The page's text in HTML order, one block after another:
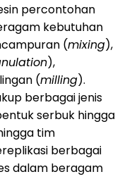
percontohan
kebutuhan
(mixing),
),
(milling).
berbagai jenis
serbuk hingga
tim
berbagai
dalam beragam